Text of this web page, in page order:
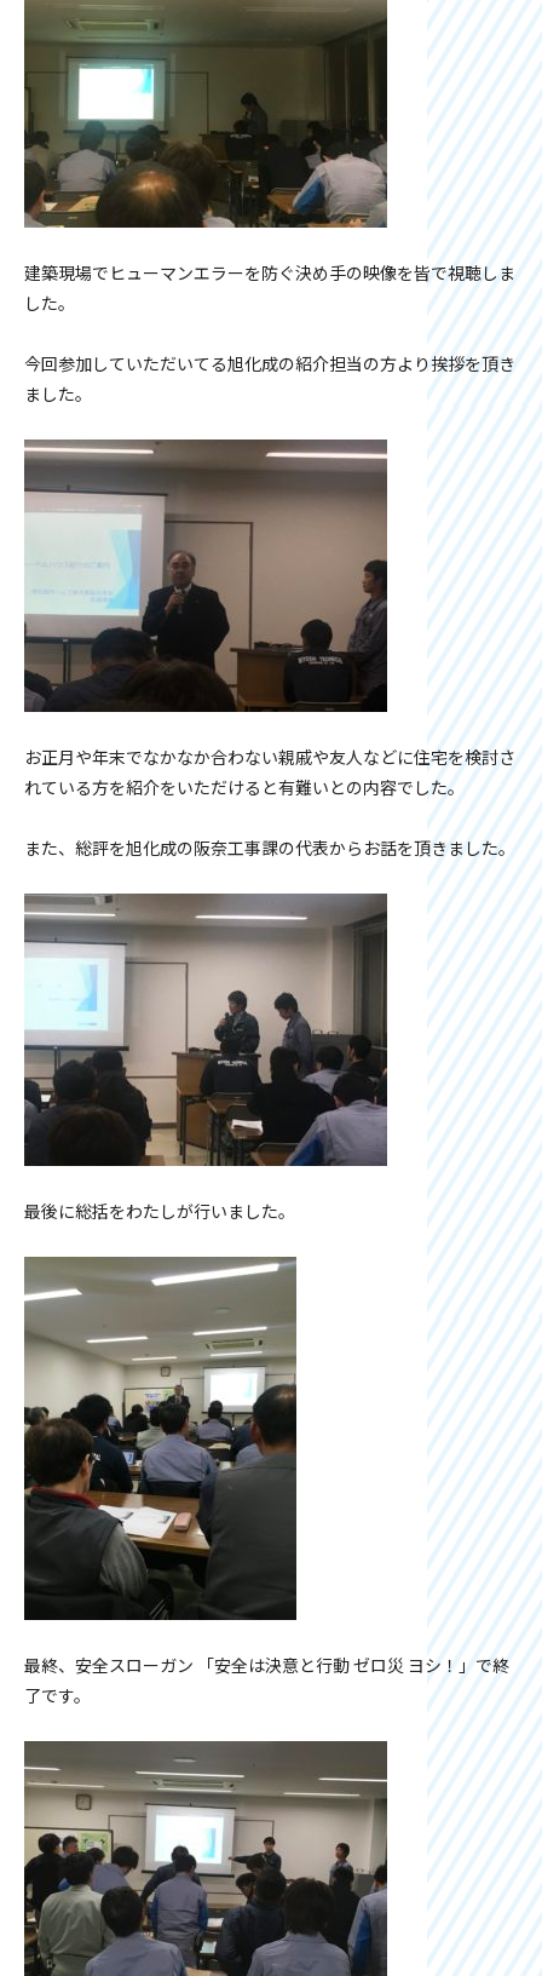
建築現場でヒューマンエラーを防ぐ決め手の映像を皆で視聴しま
した。
今回参加していただいてる旭化成の紹介担当の方より挨拶を頂き
ました。
お正月や年末でなかなか合わない親戚や友人などに住宅を検討さ
れている方を紹介をいただけると有難いとの内容でした。
また、総評を旭化成の阪奈工事課の代表からお話を頂きました。
最後に総括をわたしが行いました。
最終、安全スローガン 「安全は決意と行動 ゼロ災 ヨシ！」で終
了です。